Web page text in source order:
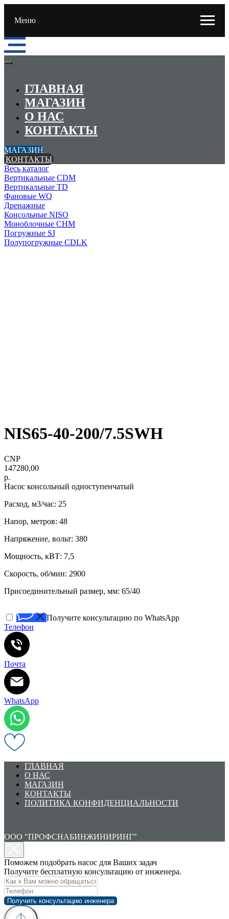
Меню
ГЛАВНАЯ
МАГАЗИН
О НАС
КОНТАКТЫ
МАГАЗИН
КОНТАКТЫ
Весь каталог
Вертикальные CDM
Вертикальные TD
Фановые WQ
Дренажные
Консольные NISO
Моноблочные CHМ
Погружные SJ
Полупогружные CDLK
NIS65-40-200/7.5SWH
CNP
147280,00
р.
Насос консольный одноступенчатый
Расход, м3/час: 25
Напор, метров: 48
Напряжение, вольт: 380
Мощность, кВТ: 7,5
Скорость, об/мин: 2900
Присоединительный размер, мм: 65/40
Получите консультацию по WhatsApp
Телефон
Почта
WhatsApp
ГЛАВНАЯ
О НАС
МАГАЗИН
КОНТАКТЫ
ПОЛИТИКА КОНФИДЕНЦИАЛЬНОСТИ
ООО "ПРОФСНАБИНЖИНИРИНГ"
Поможем подобрать насос для Ваших задач
Получите бесплатную консультацию от инженера.
Получить консультацию инженера